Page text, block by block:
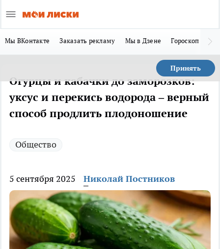
Мы ВКонтакте Заказать рекламу Мы в Дзене Гороскоп
Принять
Огурцы и кабачки до заморозков:
уксус и перекись водорода – верный
способ продлить плодоношение
Общество
5 сентября 2025 Николай Постников